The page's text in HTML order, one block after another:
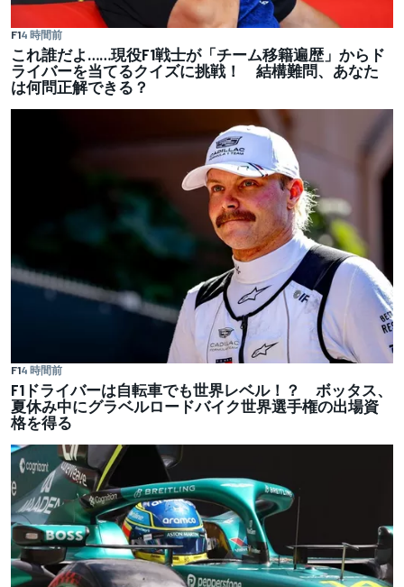
F14 時間前
これ誰だよ……現役F1戦士が「チーム移籍遍歴」からド
ライバーを当てるクイズに挑戦！ 結構難問、あなた
は何問正解できる？
F14 時間前
F1ドライバーは自転車でも世界レベル！？ ボッタス、
夏休み中にグラベルロードバイク世界選手権の出場資
格を得る